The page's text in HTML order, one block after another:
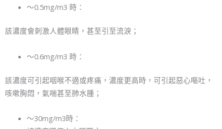
～0.5mg/m3 時：
該濃度會刺激人體眼睛，甚至引至流淚；
～0.6mg/m3 時：
該濃度可引起咽喉不適或疼痛，濃度更高時，可引起惡心嘔吐，
咳嗽胸悶，氣喘甚至肺水腫；
～30mg/m3時：